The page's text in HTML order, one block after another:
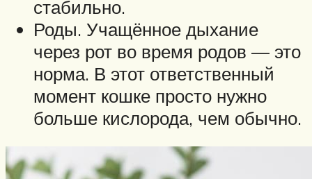
стабильно.
Роды. Учащённое дыхание
через рот во время родов — это
норма. В этот ответственный
момент кошке просто нужно
больше кислорода, чем обычно.